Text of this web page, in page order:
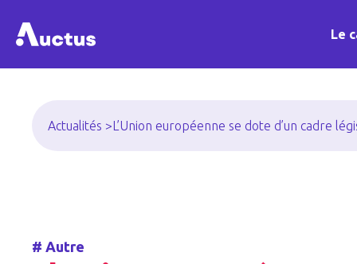
Le
Actualités >L’Union européenne se dote d’un cadre
# Autre